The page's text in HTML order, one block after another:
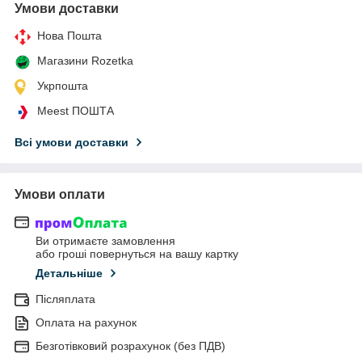
Умови доставки
Нова Пошта
Магазини Rozetka
Укрпошта
Meest ПОШТА
Всі умови доставки
Умови оплати
Ви отримаєте замовлення
або гроші повернуться на вашу картку
Детальніше
Післяплата
Оплата на рахунок
Безготівковий розрахунок (без ПДВ)